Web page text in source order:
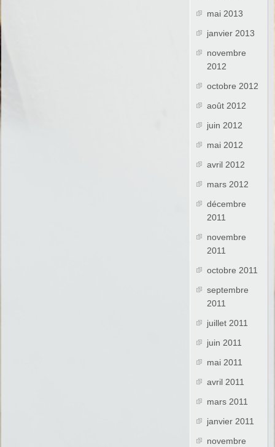
mai 2013
janvier 2013
novembre
2012
octobre 2012
août 2012
juin 2012
mai 2012
avril 2012
mars 2012
décembre
2011
novembre
2011
octobre 2011
septembre
2011
juillet 2011
juin 2011
mai 2011
avril 2011
mars 2011
janvier 2011
novembre